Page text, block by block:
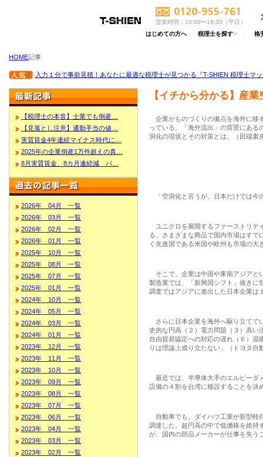
営業時間：10:00〜16:30（平日）
はじめての方へ 税理士を探す 格
HOME記事
入力１分で事前見積！あなたに最適な税理士が見つかる『T-SHIEN 税理士マ
【税理士の本音】士業でも倒産…
【見落とし注意】通勤手当の値…
実質賃金4年連続マイナス時代に…
2025年の企業倒産1万件超えの真…
8月実質賃金、8カ月連続減 パ…
2026年 04月 一覧
2026年 03月 一覧
2026年 02月 一覧
2026年 01月 一覧
2025年 10月 一覧
2025年 08月 一覧
2025年 07月 一覧
2025年 01月 一覧
2024年 10月 一覧
2024年 05月 一覧
2024年 03月 一覧
2024年 01月 一覧
2023年 12月 一覧
2023年 11月 一覧
2023年 10月 一覧
2023年 09月 一覧
2023年 08月 一覧
2023年 07月 一覧
2023年 06月 一覧
2023年 04月 一覧
2023年 03月 一覧
2023年 02月 一覧
【イチから分かる】産
企業がものづくりの拠点を海外に移
っている。「海外流出」の背景にある
洞化の現状とその対策とは。（田端素
「空洞化と言うが、日本だけでは今
ユニクロを展開するファーストリテ
る。さまざまな商品で国内市場はすで
く先進国である米国や欧州も市場の大
そこで、企業は中国や東南アジアと
製造業では、「新興国シフト」抜きに
調査ではアジアに進出した日本企業は
さらに日本企業を海外へ駆り立てて
史的な円高（２）電力問題（３）高い
自由貿易協定への対応の遅れ（６）温
りは理論上成り立たない」（トヨタ
最近では、半導体大手のエルピーダ
設備の４割を台湾に移設することを決
自動車でも、ダイハツ工業が新型軽
調達した。超円高の中で低価格を維持
が、国内の部品メーカーが仕事を失う